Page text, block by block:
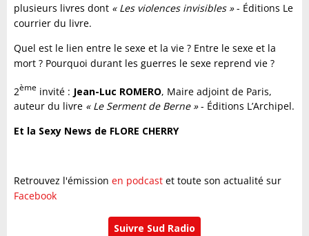
plusieurs livres dont « Les violences invisibles »- Éditions Le
courrier du livre.
Quel est le lien entre le sexe et la vie ? Entre le sexe et la
mort ? Pourquoi durant les guerres le sexe reprend vie ?
2ème invité : Jean-Luc ROMERO, Maire adjoint de Paris,
auteur du livre « Le Serment de Berne »- Éditions L’Archipel.
Et la Sexy News de FLORE CHERRY
Retrouvez l'émission en podcast et toute son actualité sur
Facebook
Suivre Sud Radio